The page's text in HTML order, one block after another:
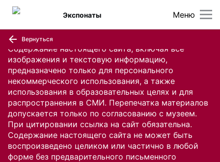
Содержание настоящего сайта, включая все
изображения и текстовую информацию,
предназначено только для персонального
некоммерческого использования, а также
использования в образовательных целях и для
распространения в СМИ. Перепечатка материалов
допускается только по согласованию с музеем.
При цитировании ссылка на сайт обязательна.
Содержание настоящего сайта не может быть
воспроизведено целиком или частично в любой
форме без предварительного письменного
Меню
Экспонаты
Вернуться